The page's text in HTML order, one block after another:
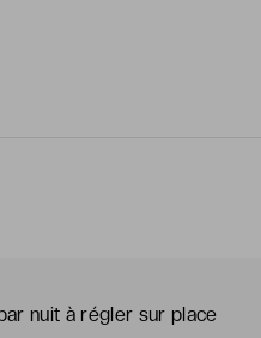
nuit à régler sur place